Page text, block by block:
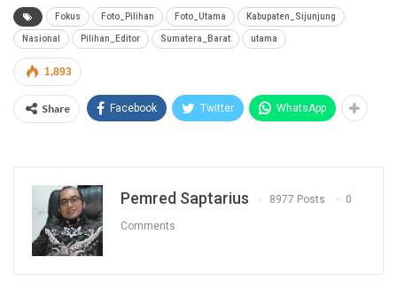
Fokus Foto_Pilihan Foto_Utama Kabupaten_Sijunjung
Nasional Pilihan_Editor Sumatera_Barat utama
1,893
Share Facebook Twitter WhatsApp
Pemred Saptarius 8977 Posts 0
Comments